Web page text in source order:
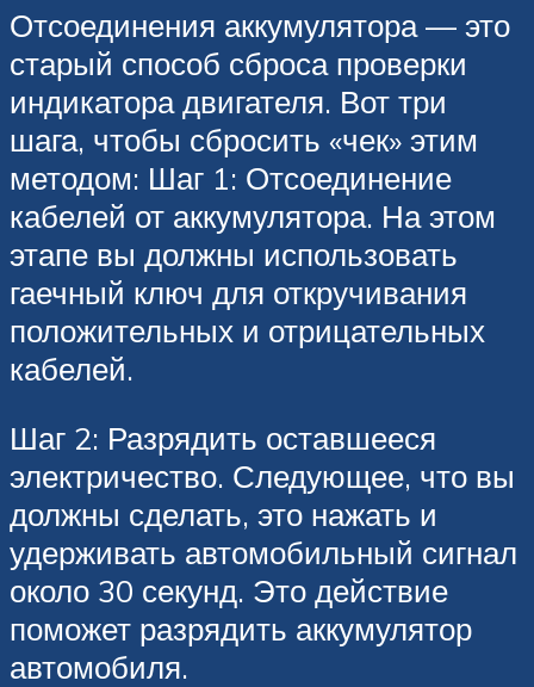
Отсоединения аккумулятора — это
старый способ сброса проверки
индикатора двигателя. Вот три
шага, чтобы сбросить «чек» этим
методом: Шаг 1: Отсоединение
кабелей от аккумулятора. На этом
этапе вы должны использовать
гаечный ключ для откручивания
положительных и отрицательных
кабелей.
Шаг 2: Разрядить оставшееся
электричество. Следующее, что вы
должны сделать, это нажать и
удерживать автомобильный сигнал
около 30 секунд. Это действие
поможет разрядить аккумулятор
автомобиля.